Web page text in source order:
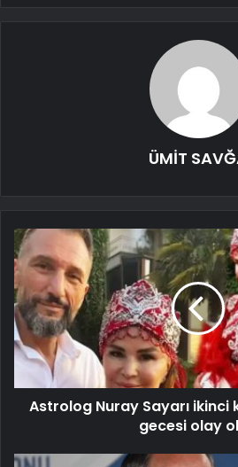
ÜMİT
Astrolog Nuray Sayarı ikinci
gecesi olay